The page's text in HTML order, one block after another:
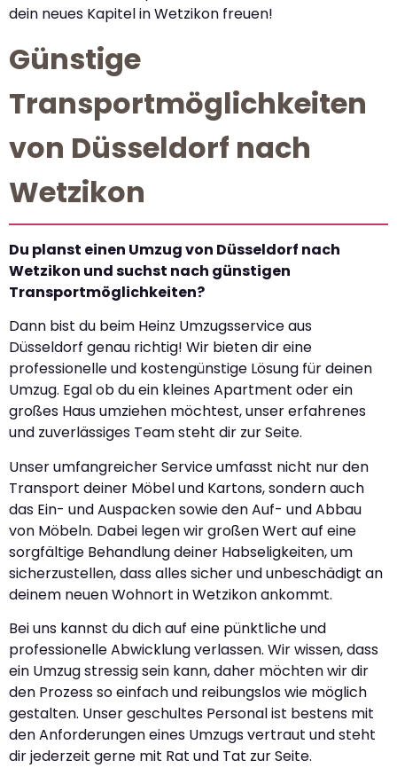
dein neues Kapitel in Wetzikon freuen!
Günstige
Transportmöglichkeiten
von Düsseldorf nach
Wetzikon
Du planst einen Umzug von Düsseldorf nach
Wetzikon und suchst nach günstigen
Transportmöglichkeiten?
Dann bist du beim Heinz Umzugsservice aus
Düsseldorf genau richtig! Wir bieten dir eine
professionelle und kostengünstige Lösung für deinen
Umzug. Egal ob du ein kleines Apartment oder ein
großes Haus umziehen möchtest, unser erfahrenes
und zuverlässiges Team steht dir zur Seite.
Unser umfangreicher Service umfasst nicht nur den
Transport deiner Möbel und Kartons, sondern auch
das Ein- und Auspacken sowie den Auf- und Abbau
von Möbeln. Dabei legen wir großen Wert auf eine
sorgfältige Behandlung deiner Habseligkeiten, um
sicherzustellen, dass alles sicher und unbeschädigt an
deinem neuen Wohnort in Wetzikon ankommt.
Bei uns kannst du dich auf eine pünktliche und
professionelle Abwicklung verlassen. Wir wissen, dass
ein Umzug stressig sein kann, daher möchten wir dir
den Prozess so einfach und reibungslos wie möglich
gestalten. Unser geschultes Personal ist bestens mit
den Anforderungen eines Umzugs vertraut und steht
dir jederzeit gerne mit Rat und Tat zur Seite.